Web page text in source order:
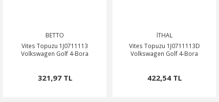
BETTO
Vites Topuzu 1J0711113
Volkswagen Golf 4-Bora
321,97 TL
İTHAL
Vites Topuzu 1J0711113D
Volkswagen Golf 4-Bora
422,54 TL